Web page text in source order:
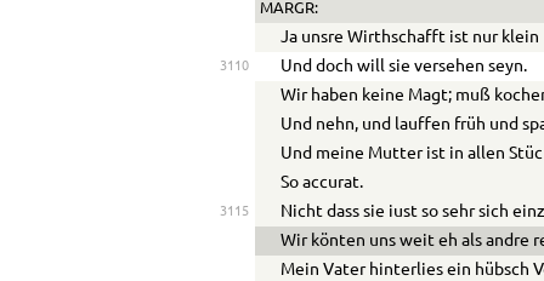
MARGR:
Ja unsre Wirthschafft ist nur klein
3110
Und doch will sie versehen seyn.
Wir haben keine Magt; muß
Und nehn, und lauffen früh und
Und meine Mutter ist in allen
So accurat.
3115
Nicht dass sie iust so sehr sich
Wir könten uns weit eh als andre
Mein Vater hinterlies ein hübsch